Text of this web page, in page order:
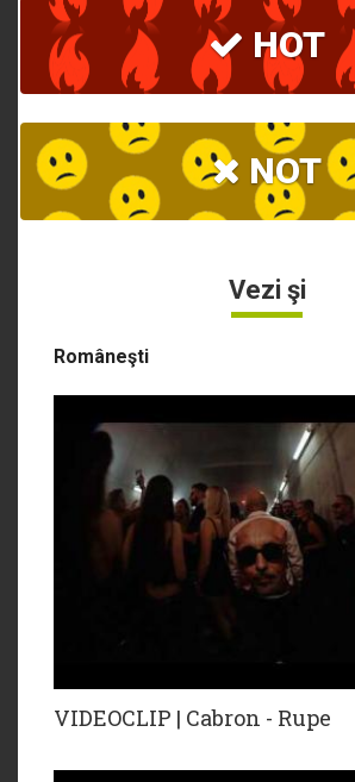
HOT
NOT
Vezi şi
Româneşti
VIDEOCLIP | Cabron - Rupe